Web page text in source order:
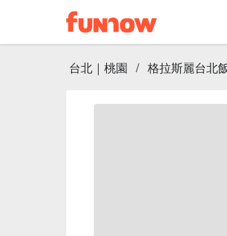
台北｜桃園 / 格拉斯麗台北